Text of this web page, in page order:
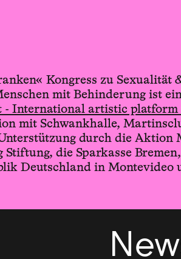
Kongress zu Sexualität
mit Behinderung ist
- International artistic platform
mit Schwankhalle,
durch die Aktion
die Sparkasse
Deutschland in Montevideo